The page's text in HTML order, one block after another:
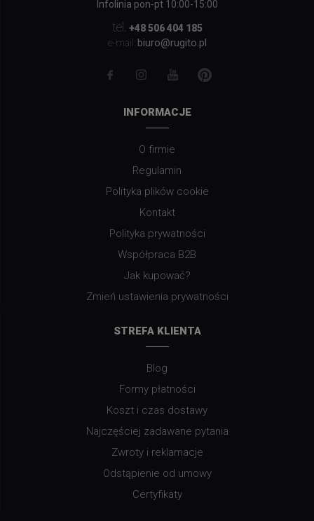
Infolinia pon-pt 10:00-15:00
tel. +48 506 404 185
e-mail: biuro@rugito.pl
INFORMACJE
O firmie
Regulamin
Polityka plików cookie
Kontakt
Polityka prywatności
Współpraca B2B
Jak kupować?
Zmień ustawienia prywatności
STREFA KLIENTA
Blog
Formy płatności
Koszt i czas dostawy
Najczęściej zadawane pytania
Zwroty i reklamacje
Odstąpienie od umowy
Certyfikaty